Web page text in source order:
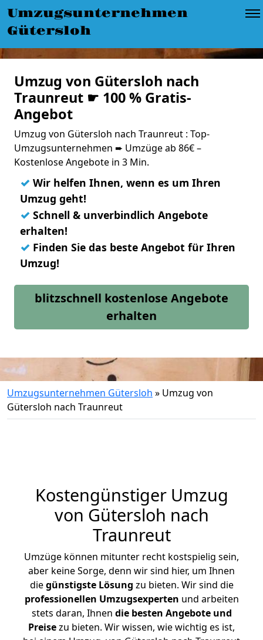
Umzugsunternehmen
Gütersloh
Umzug von Gütersloh nach
Traunreut ☛ 100 % Gratis-
Angebot
Umzug von Gütersloh nach Traunreut : Top-
Umzugsunternehmen ➨ Umzüge ab 86€ –
Kostenlose Angebote in 3 Min.
✓ Wir helfen Ihnen, wenn es um Ihren
Umzug geht!
✓ Schnell & unverbindlich Angebote
erhalten!
✓ Finden Sie das beste Angebot für Ihren
Umzug!
blitzschnell kostenlose Angebote
erhalten
Umzugsunternehmen Gütersloh » Umzug von
Gütersloh nach Traunreut
Kostengünstiger Umzug
von Gütersloh nach
Traunreut
Umzüge können mitunter recht kostspielig sein,
aber keine Sorge, denn wir sind hier, um Ihnen
diegünstigste Lösung zu bieten. Wir sind die
professionellen Umzugsexperten und arbeiten
stets daran, Ihnen die besten Angebote und
Preisezu bieten. Wir wissen, wie wichtig es ist,